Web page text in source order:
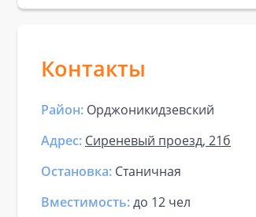
Контакты
Район: Орджоникидзевский
Адрес: Сиреневый проезд, 21б
Остановка: Станичная
Вместимость:до 12 чел